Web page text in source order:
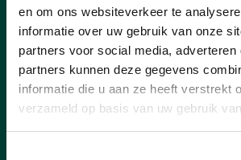
en om ons websiteverkeer te
informatie over uw gebruik van onze
partners voor social media, adverteren
partners kunnen deze gegevens
informatie die u aan ze heeft verstrekt
verzameld op basis van uw gebruik